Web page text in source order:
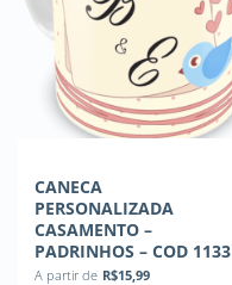
CANECA
PERSONALIZADA
CASAMENTO –
PADRINHOS – COD 1133
A partir de R$15,99